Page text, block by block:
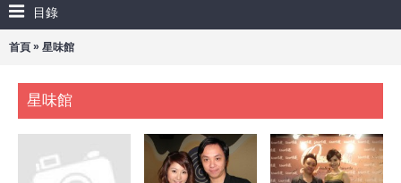
目錄
首頁 » 星味館
星味館